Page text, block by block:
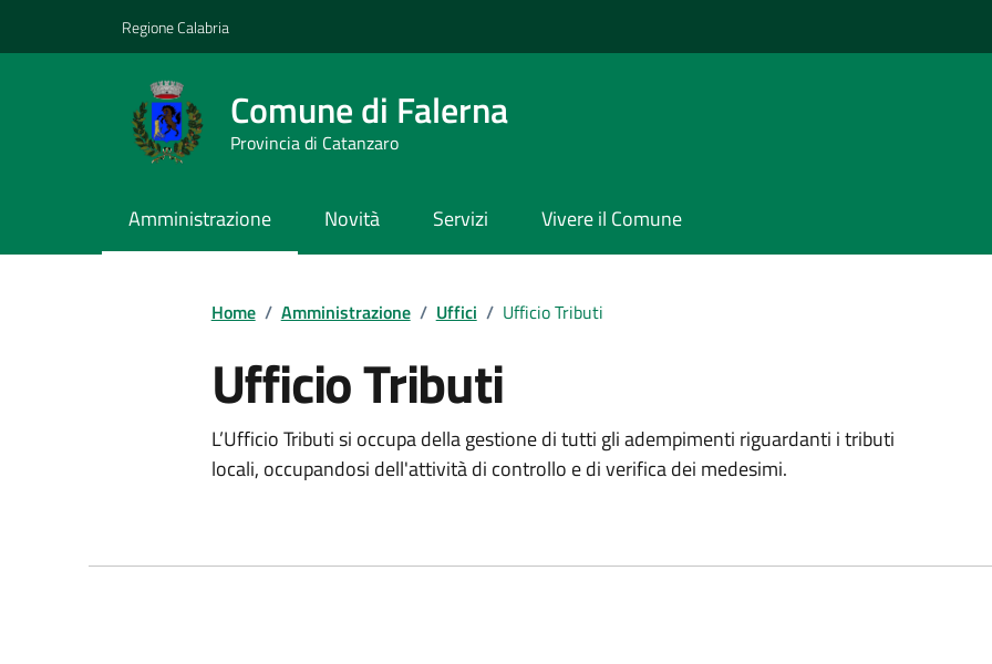
Regione Calabria
Comune di Falerna
Provincia di Catanzaro
Amministrazione Novità Servizi Vivere il Comune
Home / Amministrazione / Uffici / Ufficio Tributi
Ufficio Tributi
L’Ufficio Tributi si occupa della gestione di tutti gli adempimenti riguardanti i tributi
locali, occupandosi dell'attività di controllo e di verifica dei medesimi.